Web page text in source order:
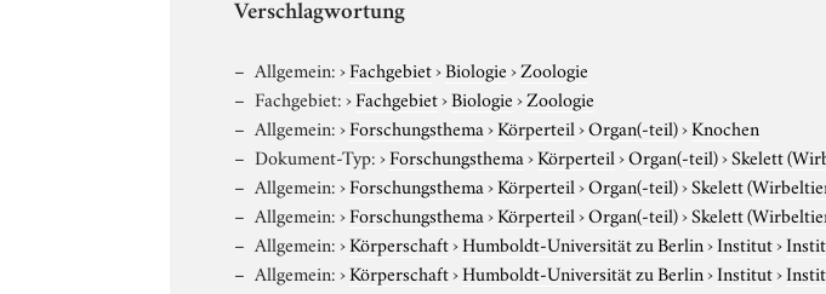
Verschlagwortung
Allgemein:›Fachgebiet›Biologie›Zoologie
Fachgebiet:›Fachgebiet›Biologie›Zoologie
Allgemein:›Forschungsthema›Körperteil›Organ(-teil)›Knochen
Dokument-Typ:›Forschungsthema›Körperteil›Organ(-teil)›Skelett
Allgemein:›Forschungsthema›Körperteil›Organ(-teil)›Skelett
Allgemein:›Forschungsthema›Körperteil›Organ(-teil)›Skelett
Allgemein:›Körperschaft›Humboldt-Universität zu Berlin›Institut›
Allgemein:›Körperschaft›Humboldt-Universität zu Berlin›Institut›